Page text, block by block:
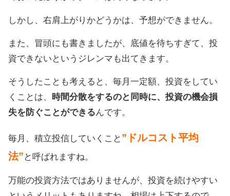
しかし、右肩上がりかどうかは、予想ができません。
また、冒頭にも書きましたが、底値を待ちすぎて、投
資できないというジレンマも出てきます。
そうしたことも考えると、毎月一定額、投資をしてい
くことは、 時間分散をするのと同時に、投資の機会損
失を防ぐことができるんです。
毎月、積立投信していくこと ”ドルコスト平均
法” と呼ばれますね。
万能の投資方法ではありませんが、投資を続けやすい